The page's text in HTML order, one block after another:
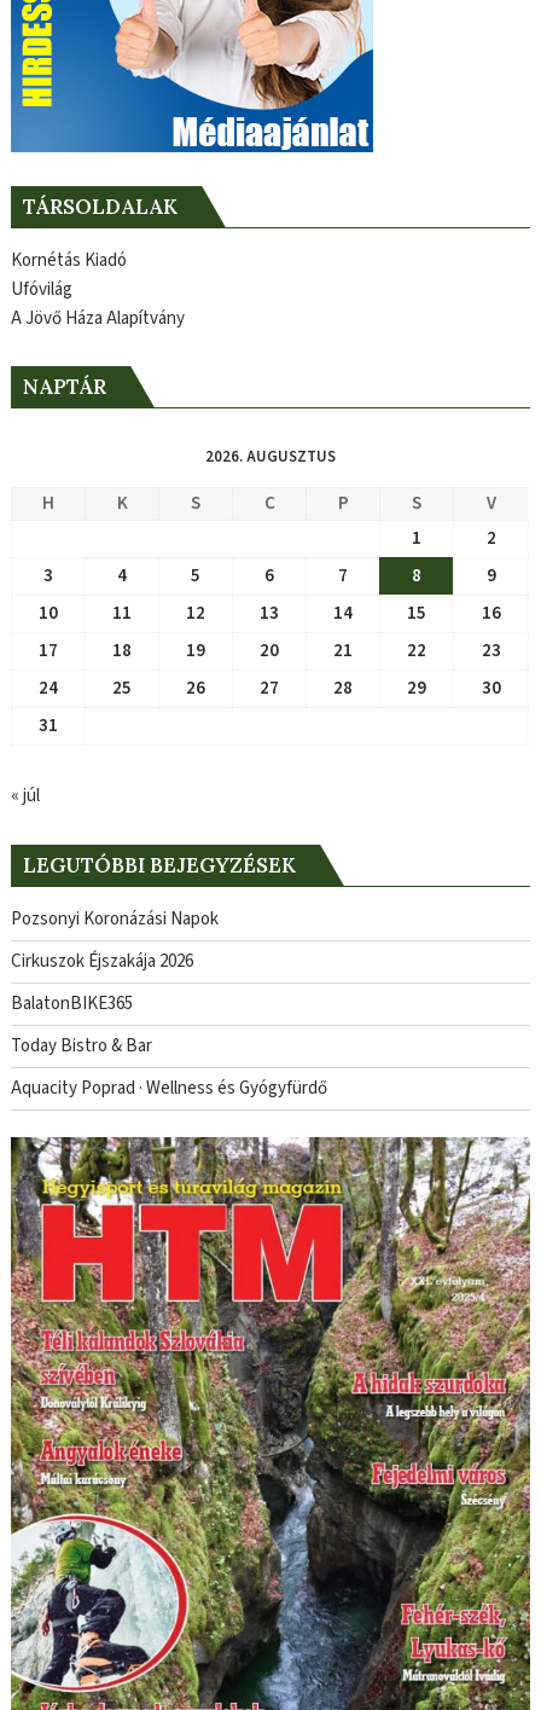
TÁRSOLDALAK
Kornétás Kiadó
Ufóvilág
A Jövő Háza Alapítvány
NAPTÁR
2026. AUGUSZTUS
H K S C P S
V
1
2
3
4 5 6 7 8
9
10
11 12 13 14 15
16
17
18 19 20 21 22
23
24
25 26 27 28 29
30
31
« júl
LEGUTÓBBI BEJEGYZÉSEK
Pozsonyi Koronázási Napok
Cirkuszok Éjszakája 2026
BalatonBIKE365
Today Bistro & Bar
Aquacity Poprad · Wellness és Gyógyfürdő